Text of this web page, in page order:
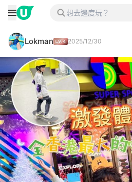
Lokman 2025/12/30